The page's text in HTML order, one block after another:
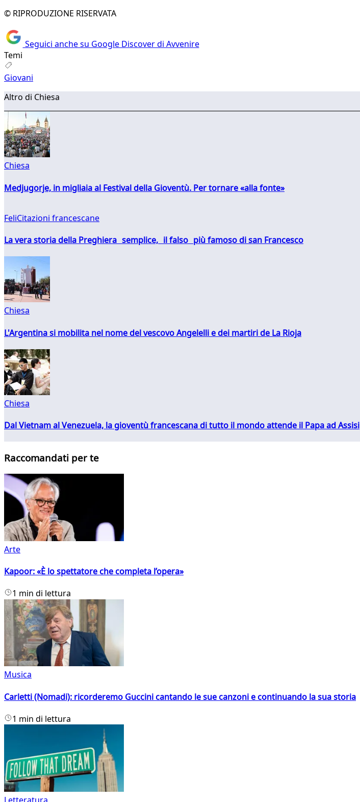
© RIPRODUZIONE RISERVATA
Seguici anche su Google Discover di Avvenire
Temi
Giovani
Altro di Chiesa
Chiesa
Medjugorje, in migliaia al Festival della Gioventù. Per tornare «alla fonte»
FeliCitazioni francescane
La vera storia della Preghiera semplice, il falso più famoso di san Francesco
Chiesa
L'Argentina si mobilita nel nome del vescovo Angelelli e dei martiri de La Rioja
Chiesa
Dal Vietnam al Venezuela, la gioventù francescana di tutto il mondo attende il Papa ad Assisi
Raccomandati per te
Arte
Kapoor: «È lo spettatore che completa l’opera»
1 min di lettura
Musica
Carletti (Nomadi): ricorderemo Guccini cantando le sue canzoni e continuando la sua storia
1 min di lettura